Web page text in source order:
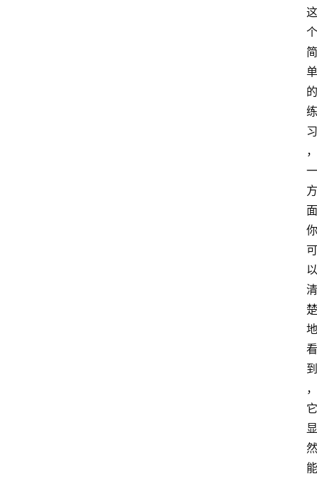
这
个
简
单
的
练
习
，
一
方
面
你
可
以
清
楚
地
看
到
，
它
显
然
能